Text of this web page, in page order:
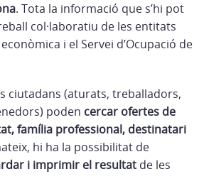
. Tota la informació que s’hi pot
col·laboratiu de les entitats
i el Servei d’Ocupació de
ciutadans (aturats, treballadors,
poden cercar ofertes de
família professional, destinatari
hi ha la possibilitat de
i imprimir el resultat de les